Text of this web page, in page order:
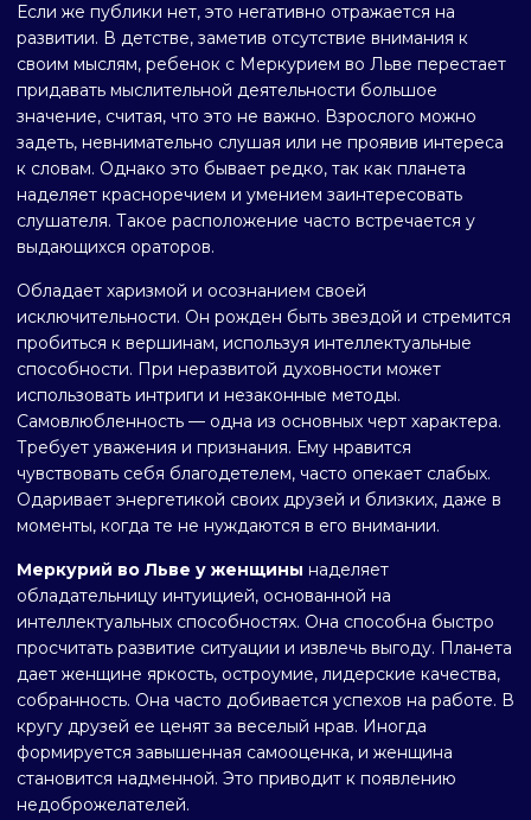
Если же публики нет, это негативно отражается на
развитии. В детстве, заметив отсутствие внимания к
своим мыслям, ребенок с Меркурием во Льве перестает
придавать мыслительной деятельности большое
значение, считая, что это не важно. Взрослого можно
задеть, невнимательно слушая или не проявив интереса
к словам. Однако это бывает редко, так как планета
наделяет красноречием и умением заинтересовать
слушателя. Такое расположение часто встречается у
выдающихся ораторов.
Обладает харизмой и осознанием своей
исключительности. Он рожден быть звездой и стремится
пробиться к вершинам, используя интеллектуальные
способности. При неразвитой духовности может
использовать интриги и незаконные методы.
Самовлюбленность — одна из основных черт характера.
Требует уважения и признания. Ему нравится
чувствовать себя благодетелем, часто опекает слабых.
Одаривает энергетикой своих друзей и близких, даже в
моменты, когда те не нуждаются в его внимании.
Меркурий во Льве у женщины наделяет
обладательницу интуицией, основанной на
интеллектуальных способностях. Она способна быстро
просчитать развитие ситуации и извлечь выгоду. Планета
дает женщине яркость, остроумие, лидерские качества,
собранность. Она часто добивается успехов на работе. В
кругу друзей ее ценят за веселый нрав. Иногда
формируется завышенная самооценка, и женщина
становится надменной. Это приводит к появлению
недоброжелателей.